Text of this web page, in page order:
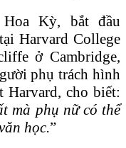
Kỳ, bắt đầu
Harvard College
ở Cambridge,
phụ trách hình
Harvard, cho biết:
mà phụ nữ có thể
học.”